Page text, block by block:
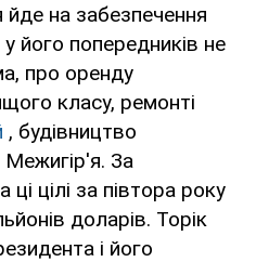
на забезпечення
його попередників не
про оренду
класу, ремонті
, будівництво
Межигір'я. За
ці цілі за півтора року
доларів. Торік
і його